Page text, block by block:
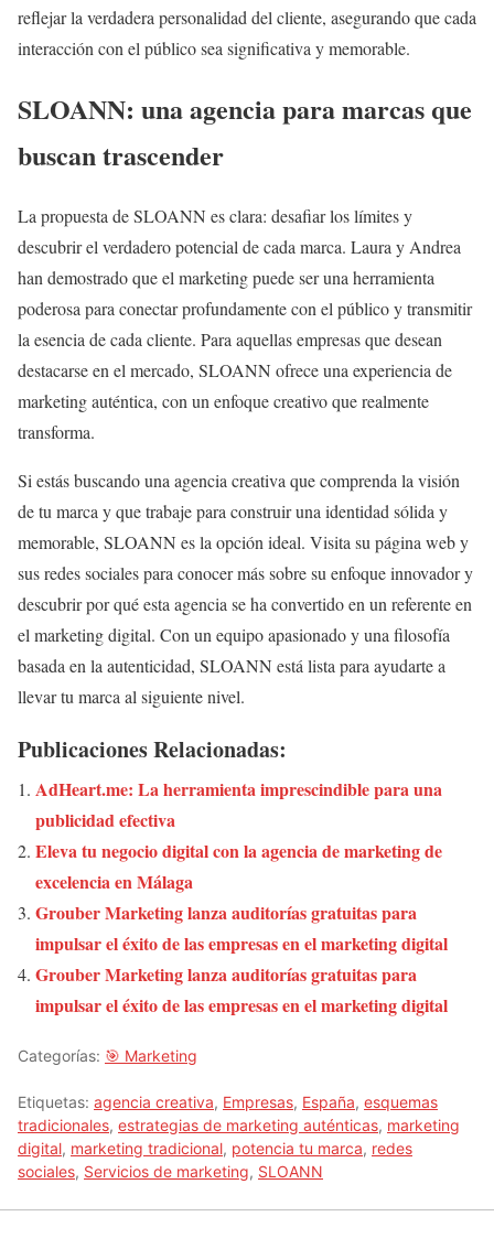
reflejar la verdadera personalidad del cliente, asegurando que cada
interacción con el público sea significativa y memorable.
SLOANN: una agencia para marcas que
buscan trascender
La propuesta de SLOANN es clara: desafiar los límites y
descubrir el verdadero potencial de cada marca. Laura y Andrea
han demostrado que el marketing puede ser una herramienta
poderosa para conectar profundamente con el público y transmitir
la esencia de cada cliente. Para aquellas empresas que desean
destacarse en el mercado, SLOANN ofrece una experiencia de
marketing auténtica, con un enfoque creativo que realmente
transforma.
Si estás buscando una agencia creativa que comprenda la visión
de tu marca y que trabaje para construir una identidad sólida y
memorable, SLOANN es la opción ideal. Visita su página web y
sus redes sociales para conocer más sobre su enfoque innovador y
descubrir por qué esta agencia se ha convertido en un referente en
el marketing digital. Con un equipo apasionado y una filosofía
basada en la autenticidad, SLOANN está lista para ayudarte a
llevar tu marca al siguiente nivel.
Publicaciones Relacionadas:
AdHeart.me: La herramienta imprescindible para una
publicidad efectiva
Eleva tu negocio digital con la agencia de marketing de
excelencia en Málaga
Grouber Marketing lanza auditorías gratuitas para
impulsar el éxito de las empresas en el marketing digital
Grouber Marketing lanza auditorías gratuitas para
impulsar el éxito de las empresas en el marketing digital
Categorías: 🎯 Marketing
Etiquetas: agencia creativa, Empresas, España, esquemas
tradicionales, estrategias de marketing auténticas, marketing
digital, marketing tradicional, potencia tu marca, redes
sociales, Servicios de marketing, SLOANN